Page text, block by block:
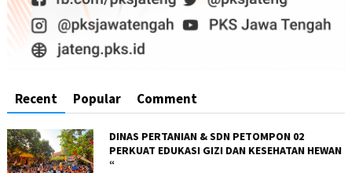
Recent Popular Comment
DINAS PERTANIAN & SDN PETOMPON 02
PERKUAT EDUKASI GIZI DAN KESEHATAN HEWAN
“